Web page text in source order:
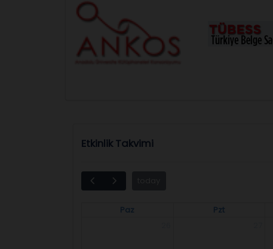
Etkinlik Takvimi
Paz Pzt